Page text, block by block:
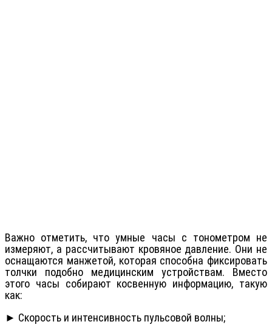
Важно отметить, что умные часы с тонометром не
измеряют, а рассчитывают кровяное давление. Они не
оснащаются манжетой, которая способна фиксировать
толчки подобно медицинским устройствам. Вместо
этого часы собирают косвенную информацию, такую
как:
► Скорость и интенсивность пульсовой волны;